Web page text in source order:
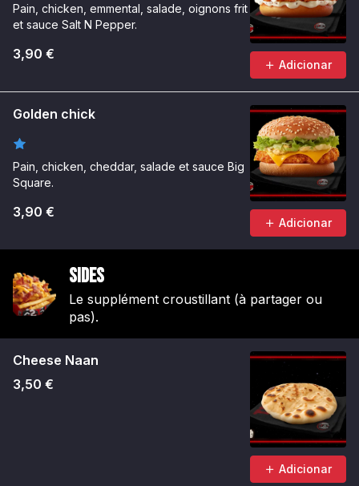
Pain, chicken, emmental, salade, oignons frit
et sauce Salt N Pepper.
3,90 €
Adicionar
Golden chick
Pain, chicken, cheddar, salade et sauce Big
Square.
3,90 €
Adicionar
Sides
Le supplément croustillant (à partager ou
pas).
Cheese Naan
3,50 €
Adicionar